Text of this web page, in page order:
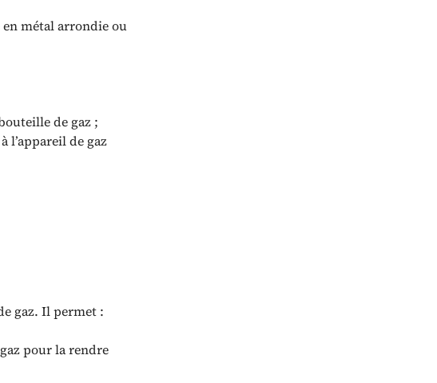
en métal arrondie ou
de gaz ;
l’appareil de gaz
gaz. Il permet :
pour la rendre